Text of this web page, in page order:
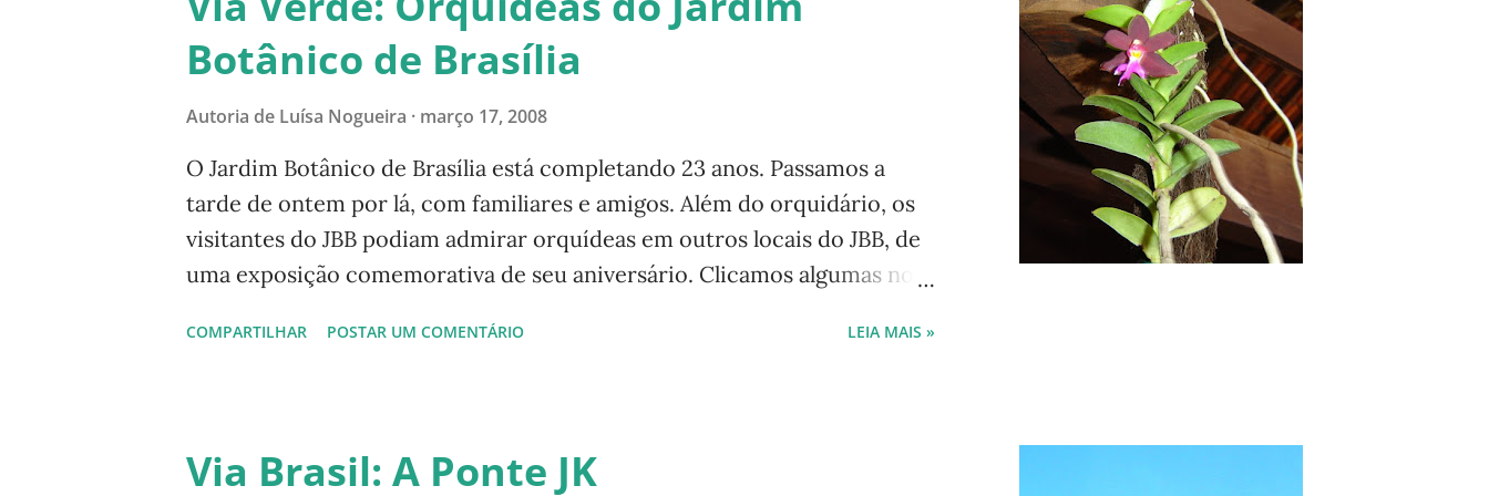
Botânico de Brasília
Autoria de Luísa Nogueira março 17, 2008
O Jardim Botânico de Brasília está completando 23 anos. Passamos a
tarde de ontem por lá, com familiares e amigos. Além do orquidário, os
visitantes do JBB podiam admirar orquídeas em outros locais do JBB, de
uma exposição comemorativa de seu aniversário. Clicamos algumas no
------------------- Acompanhe este blog e nossas redes sociais.
Facebook: Luísa Nogueira Pinterest: Luísa Nogueira
#naturezaemfotosluisan ----------- Este blog foi criado com vias
COMPARTILHAR POSTAR UM COMENTÁRIO LEIA MAIS »
Via Brasil: A Ponte JK